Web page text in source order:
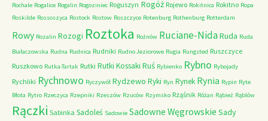
Rochale Rogalice Rogalin Rogoziniec Roguszyn Rogóż Rojewo Rokitnica Rokitno Ropa
Roskilde Rossoszyca Rostock Rostow Roszczyce Rotenburg Rothenburg Rotterdam
Rowy Rozalin Rozogi Roztoka Rożnów Ruciane-NidaRuda Ruda
Białaczowska Rudna Rudnica Rudniki Rudno Jeziorowe Rugia Rungsted Ruszczyce
Ruszkowo Rutka-Tartak Rutki Rutki Kossaki Ruś Rybienko Rybno Rybojady
Rychliki Rychnowo Ryczywół Rydzewo Ryki Ryn Rynek Rynia Rypin Ryte
Błota Rytro Rzeczyca Rzepniki Rzeszów Rzuców Rzymsko Rząśnik Różan Rąbież Rąblów
Rączki Sabinka Sadoleś Sadowie Sadowne Węgrowskie Sady